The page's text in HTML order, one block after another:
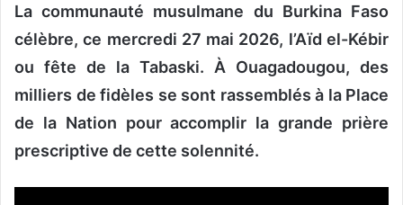
e
l
La communauté musulmane du Burkina Faso
célèbre, ce mercredi 27 mai 2026, l’Aïd el-Kébir
ou fête de la Tabaski. À Ouagadougou, des
milliers de fidèles se sont rassemblés à la Place
de la Nation pour accomplir la grande prière
prescriptive de cette solennité.